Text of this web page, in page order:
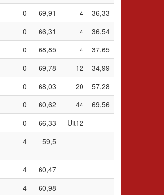
0 69,91 4
36,33
0 66,31 4
36,54
0 68,85 4
37,65
0 69,78 12
34,99
0 68,03 20
57,28
0 60,62 44
69,56
0 66,33
Uit12
4 59,5
4
60,47
4
60,98